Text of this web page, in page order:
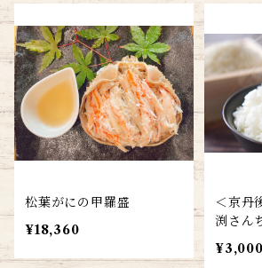
松葉がにの甲羅盛
¥18,360
＜京丹
渕さん
合×6)
¥3,000